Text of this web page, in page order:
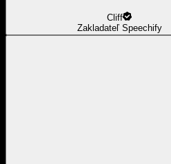
Cliff
Zakladateľ Speechify